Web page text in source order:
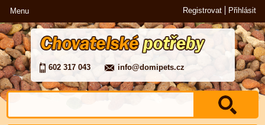
Menu Registrovat Přihlásit
602 317 043 info@domipets.cz